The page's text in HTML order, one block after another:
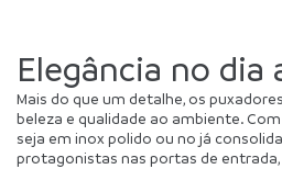
Elegância no dia
Mais do que um detalhe, os
beleza e qualidade ao ambiente.
seja em inox polido ou no já
protagonistas nas portas de